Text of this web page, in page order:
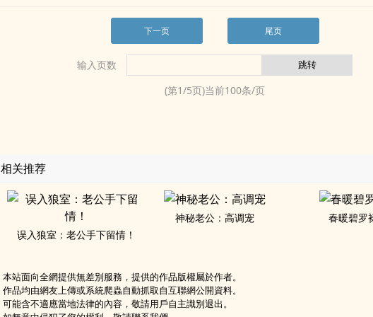
下一页 尾页
输入页数
(第1/5页)当前100条/页
相关推荐
误入狼室：老公手下留情！
神秘老公：高调宠 春暖碧罗
本站面向全網提供無差別服務，提供的作品版權屬於作者。
作品均由網友上傳或系統爬蟲自動抓取自互聯網公開資料。
可能含不適應當地法律的內容，敬請用戶自主識別退出。